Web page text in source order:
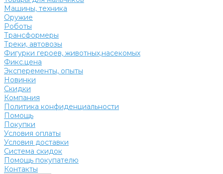
Машины, техника
Оружие
Роботы
Трансформеры
Треки, автовозы
Фигурки героев, животных,насекомых
Фикс.цена
Эксперементы, опыты
Новинки
Скидки
Компания
Политика конфиденциальности
Помощь
Покупки
Условия оплаты
Условия доставки
Система скидок
Помощь покупателю
Контакты